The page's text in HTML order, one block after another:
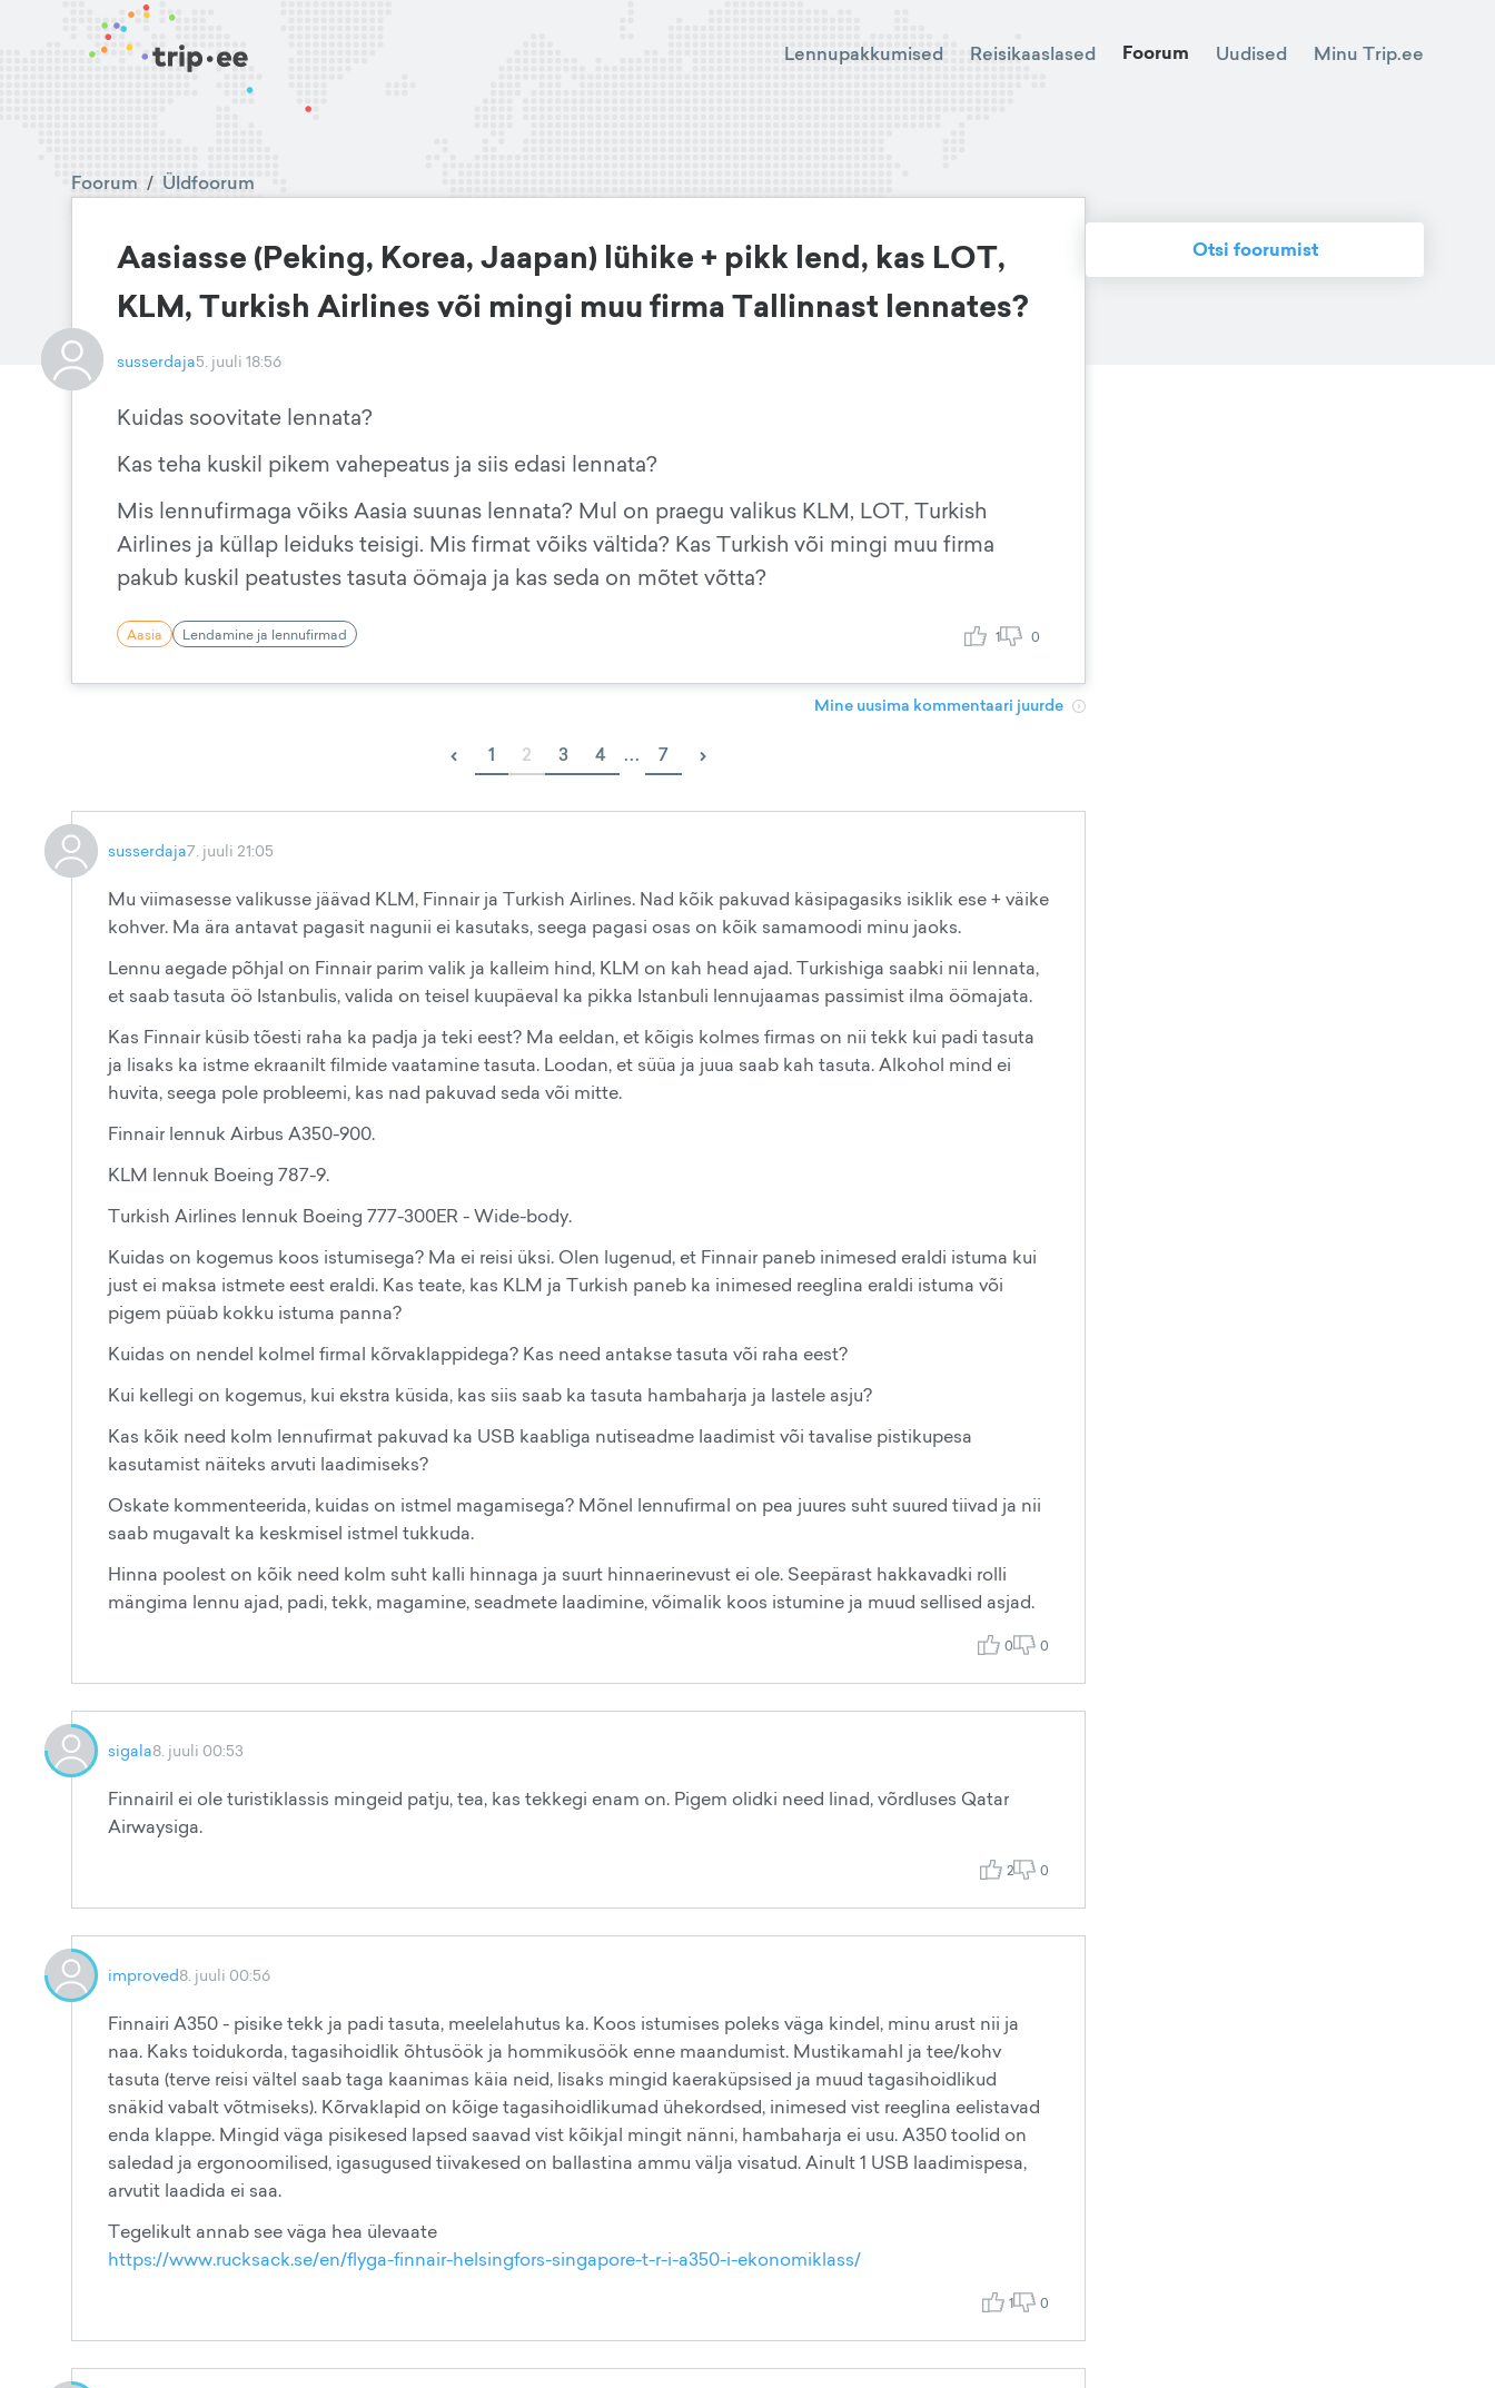
Lennupakkumised Reisikaaslased Foorum Uudised Minu Trip.ee
Foorum / Üldfoorum
Aasiasse (Peking, Korea, Jaapan) lühike + pikk lend, kas LOT,
KLM, Turkish Airlines või mingi muu firma Tallinnast lennates?
susserdaja5. juuli 18:56
Kuidas soovitate lennata?
Kas teha kuskil pikem vahepeatus ja siis edasi lennata?
Mis lennufirmaga võiks Aasia suunas lennata? Mul on praegu valikus KLM, LOT, Turkish
Airlines ja küllap leiduks teisigi. Mis firmat võiks vältida? Kas Turkish või mingi muu firma
pakub kuskil peatustes tasuta öömaja ja kas seda on mõtet võtta?
Aasia Lendamine ja lennufirmad 1 0
Mine uusima kommentaari juurde
‹ 1 2 3 4 ... 7 ›
susserdaja7. juuli 21:05
Mu viimasesse valikusse jäävad KLM, Finnair ja Turkish Airlines. Nad kõik pakuvad käsipagasiks isiklik ese + väike
kohver. Ma ära antavat pagasit nagunii ei kasutaks, seega pagasi osas on kõik samamoodi minu jaoks.
Lennu aegade põhjal on Finnair parim valik ja kalleim hind, KLM on kah head ajad. Turkishiga saabki nii lennata,
et saab tasuta öö Istanbulis, valida on teisel kuupäeval ka pikka Istanbuli lennujaamas passimist ilma öömajata.
Kas Finnair küsib tõesti raha ka padja ja teki eest? Ma eeldan, et kõigis kolmes firmas on nii tekk kui padi tasuta
ja lisaks ka istme ekraanilt filmide vaatamine tasuta. Loodan, et süüa ja juua saab kah tasuta. Alkohol mind ei
huvita, seega pole probleemi, kas nad pakuvad seda või mitte.
Finnair lennuk Airbus A350-900.
KLM lennuk Boeing 787-9.
Turkish Airlines lennuk Boeing 777-300ER - Wide-body.
Kuidas on kogemus koos istumisega? Ma ei reisi üksi. Olen lugenud, et Finnair paneb inimesed eraldi istuma kui
just ei maksa istmete eest eraldi. Kas teate, kas KLM ja Turkish paneb ka inimesed reeglina eraldi istuma või
pigem püüab kokku istuma panna?
Kuidas on nendel kolmel firmal kõrvaklappidega? Kas need antakse tasuta või raha eest?
Kui kellegi on kogemus, kui ekstra küsida, kas siis saab ka tasuta hambaharja ja lastele asju?
Kas kõik need kolm lennufirmat pakuvad ka USB kaabliga nutiseadme laadimist või tavalise pistikupesa
kasutamist näiteks arvuti laadimiseks?
Oskate kommenteerida, kuidas on istmel magamisega? Mõnel lennufirmal on pea juures suht suured tiivad ja nii
saab mugavalt ka keskmisel istmel tukkuda.
Hinna poolest on kõik need kolm suht kalli hinnaga ja suurt hinnaerinevust ei ole. Seepärast hakkavadki rolli
mängima lennu ajad, padi, tekk, magamine, seadmete laadimine, võimalik koos istumine ja muud sellised asjad.
0 0
sigala8. juuli 00:53
Finnairil ei ole turistiklassis mingeid patju, tea, kas tekkegi enam on. Pigem olidki need linad, võrdluses Qatar
Airwaysiga.
2 0
improved8. juuli 00:56
Finnairi A350 - pisike tekk ja padi tasuta, meelelahutus ka. Koos istumises poleks väga kindel, minu arust nii ja
naa. Kaks toidukorda, tagasihoidlik õhtusöök ja hommikusöök enne maandumist. Mustikamahl ja tee/kohv
tasuta (terve reisi vältel saab taga kaanimas käia neid, lisaks mingid kaeraküpsised ja muud tagasihoidlikud
snäkid vabalt võtmiseks). Kõrvaklapid on kõige tagasihoidlikumad ühekordsed, inimesed vist reeglina eelistavad
enda klappe. Mingid väga pisikesed lapsed saavad vist kõikjal mingit nänni, hambaharja ei usu. A350 toolid on
saledad ja ergonoomilised, igasugused tiivakesed on ballastina ammu välja visatud. Ainult 1 USB laadimispesa,
arvutit laadida ei saa.
Tegelikult annab see väga hea ülevaate
https://www.rucksack.se/en/flyga-finnair-helsingfors-singapore-t-r-i-a350-i-ekonomiklass/
1 0
Otsi foorumist